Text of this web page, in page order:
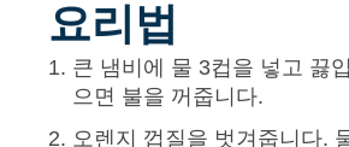
요리법
큰 냄비에 물 3컵을 넣고 끓
으면 불을 꺼줍니다.
오렌지 껍질을 벗겨줍니다.